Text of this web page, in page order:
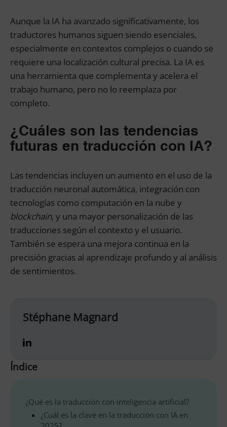
Aunque la IA ha avanzado significativamente, los
traductores humanos siguen siendo esenciales,
especialmente en contextos complejos o cuando se
requiere una localización cultural precisa. La IA es
una herramienta que complementa y acelera el
trabajo humano, pero no lo reemplaza por
completo.
¿Cuáles son las tendencias
futuras en traducción con IA?
Las tendencias incluyen un aumento en el uso de la
traducción neuronal automática, integración con
tecnologías como computación en la nube y
blockchain, y una mayor personalización de las
traducciones según el contexto y el usuario.
También se espera una mejora continua en la
precisión gracias al aprendizaje profundo y al análisis
de sentimientos.
Stéphane Magnard
Índice
¿Qué es la traducción con inteligencia artificial?
¿Cuál es la clave en la traducción con IA en